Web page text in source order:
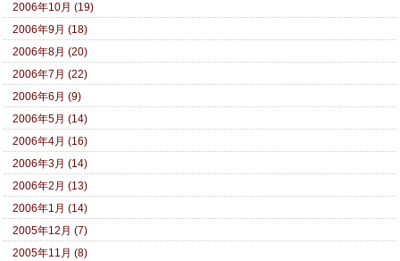
2006年10月 (19)
2006年9月 (18)
2006年8月 (20)
2006年7月 (22)
2006年6月 (9)
2006年5月 (14)
2006年4月 (16)
2006年3月 (14)
2006年2月 (13)
2006年1月 (14)
2005年12月 (7)
2005年11月 (8)